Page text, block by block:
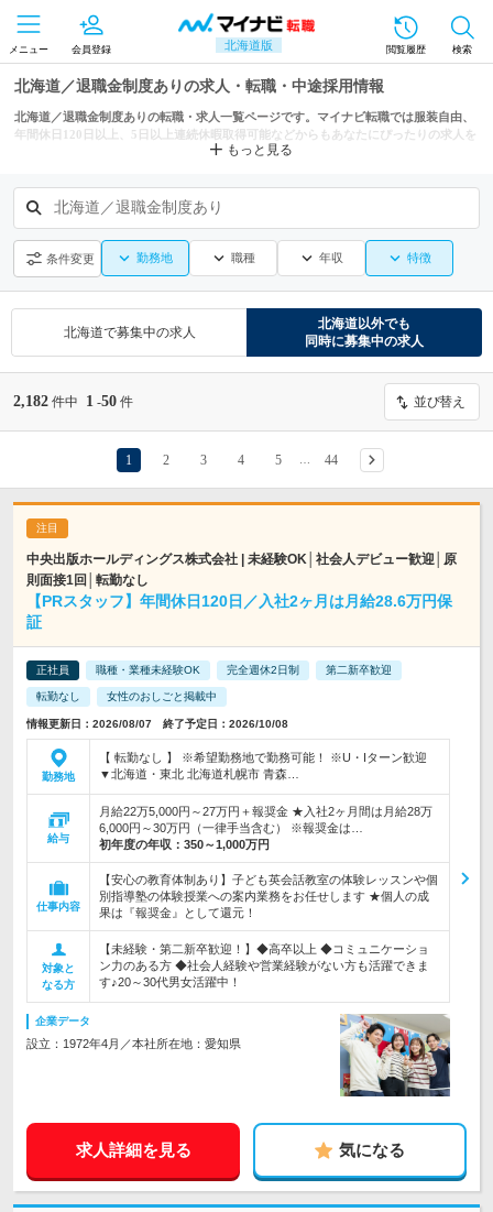
北海道版
メニュー 会員登録 閲覧履歴 検索
北海道／退職金制度ありの求人・転職・中途採用情報
北海道／退職金制度ありの転職・求人一覧ページです。マイナビ転職では服装自由、
年間休日120日以上、5日以上連続休暇取得可能などからもあなたにぴったりの求人を
もっと見る
北海道／退職金制度あり
条件変更 勤務地 職種 年収 特徴
北海道で募集中の求人
北海道以外でも
同時に募集中の求人
2,182 件中 1 -50 件 並び替え
1 2 3 4 5 44
中央出版ホールディングス株式会社 | 未経験OK│社会人デビュー歓迎│原
則面接1回│転勤なし
【PRスタッフ】年間休日120日／入社2ヶ月は月給28.6万円保
証
正社員 職種・業種未経験OK 完全週休2日制 第二新卒歓迎
転勤なし 女性のおしごと掲載中
情報更新日：2026/08/07 終了予定日：2026/10/08
勤務地
【 転勤なし 】 ※希望勤務地で勤務可能！ ※U・Iターン歓迎
▼北海道・東北 北海道札幌市 青森…
給与
月給22万5,000円～27万円＋報奨金 ★入社2ヶ月間は月給28万
6,000円～30万円（一律手当含む） ※報奨金は…
初年度の年収： 350～1,000万円
仕事内容
【安心の教育体制あり】子ども英会話教室の体験レッスンや個
別指導塾の体験授業への案内業務をお任せします ★個人の成
果は『報奨金』として還元！
対象と
なる方
【未経験・第二新卒歓迎！】◆高卒以上 ◆コミュニケーショ
ン力のある方 ◆社会人経験や営業経験がない方も活躍できま
す♪20～30代男女活躍中！
企業データ
設立：1972年4月／本社所在地：愛知県
求人詳細を見る 気になる